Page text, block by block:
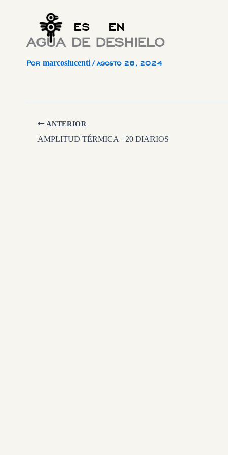
ES EN
AGUA DE DESHIELO
Por marcoslucenti /agosto 28, 2024
ANTERIOR
AMPLITUD TÉRMICA +20 DIARIOS